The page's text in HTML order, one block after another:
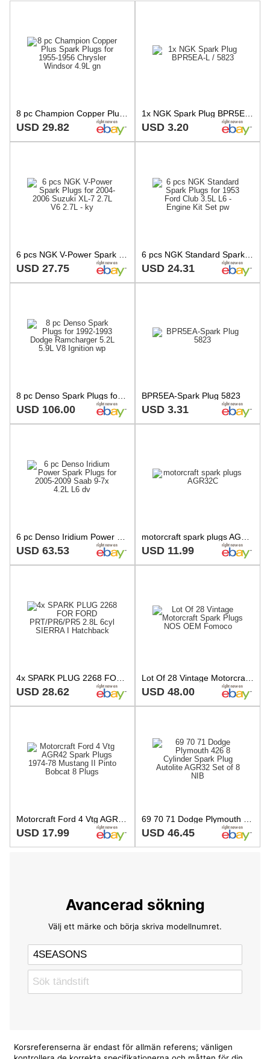
USD 29.82 USD 3.20
USD 27.75 USD 24.31
8 pc Denso Spark Plugs for 1992-1993 Dodge Ramcharger 5.2L 5.9L V8 Ignition wp
USD 106.00
BPR5EA-Spark Plug 5823
USD 3.31
USD 63.53 USD 11.99
4x SPARK PLUG 2268 FOR FORD PRT/PR6/PR5 2.8L 6cyl SIERRA I Hatchback
USD 28.62 USD 48.00
USD 17.99 USD 46.45
Avancerad sökning
Välj ett märke och börja skriva modellnumret.
Korsreferenserna är endast för allmän referens; vänligen